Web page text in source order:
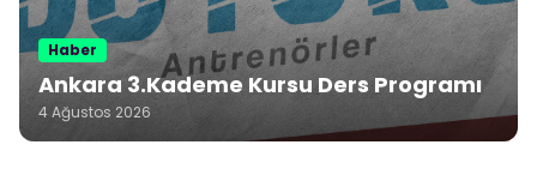
Haber
Ankara 3.Kademe Kursu Ders Programı
4 Ağustos 2026